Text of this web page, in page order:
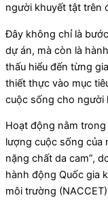
người khuyết tật trên
Đây không chỉ là
dự án, mà còn là
thấu hiểu đến từng
thiết thực vào mục
cuộc sống cho người
Hoạt động nằm
lượng cuộc sống của
nặng chất da cam”,
hành động Quốc gia
môi trường